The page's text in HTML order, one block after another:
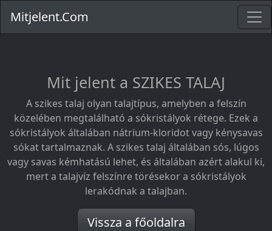
Mitjelent.Com
Mit jelent a SZIKES TALAJ
A szikes talaj olyan talajtípus, amelyben a felszín
közelében megtalálható a sókristályok rétege. Ezek a
sókristályok általában nátrium-kloridot vagy kénysavas
sókat tartalmaznak. A szikes talaj általában sós, lúgos
vagy savas kémhatású lehet, és általában azért alakul ki,
mert a talajvíz felszínre törésekor a sókristályok
lerakódnak a talajban.
Vissza a főoldalra